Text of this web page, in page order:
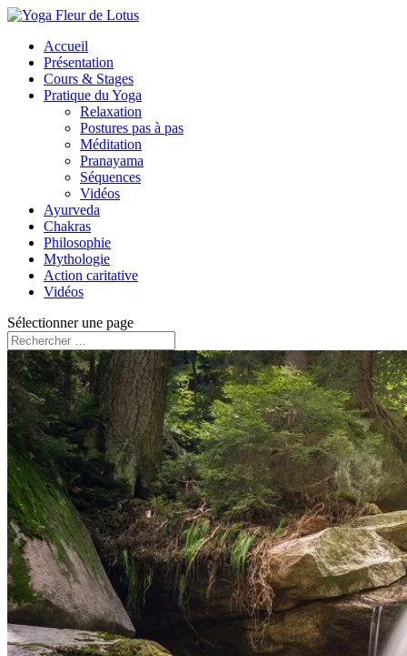
Accueil
Présentation
Cours & Stages
Pratique du Yoga
Relaxation
Postures pas à pas
Méditation
Pranayama
Séquences
Vidéos
Ayurveda
Chakras
Philosophie
Mythologie
Action caritative
Vidéos
Sélectionner une page